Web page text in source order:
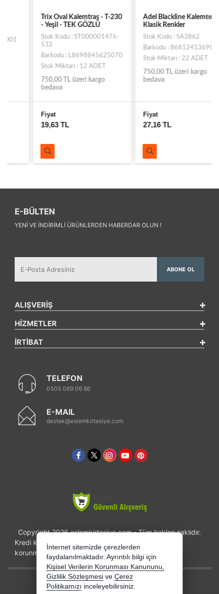
Trix Oval Kalemtraş - T-230
- Yeşil - TEK GÖZLÜ
Stok Kodu : ST000001476-
Barkodu : L8698845625070
Stok Miktarı : 12 ADET
750,00 TL üzeri kargo
19,63 TL
Adel Blackline Kalemtıraş
Klasik Renkler
Stok Kodu : SA3862
Barkodu : 8681241369990
Stok Miktarı : 22 ADET
750,00 TL üzeri kargo
27,16 TL
E-BÜLTEN
YENI VE INDIRIMLI ÜRÜNLERDEN HABERDAR OLUN !
ABONE OL
ALIŞVERİŞ
HİZMETLER
İRTİBAT
TELEFON
0505 069 06 86
E-MAIL
destek@eslemkirtasiye.com
Copyright 2026 eslemkirtasiye.com - Tüm hakları saklıdır.
Kredi kartı bilgileriniz 256bit SSL sertifikası ile
korunmaktadır.
Bu site AKINSOFT E-Ticaret ile hazırlanmıştır.
İnternet sitemizde çerezlerden
faydalanılmaktadır. Ayrıntılı bilgi için
Kişisel Verilerin Korunması Kanununu,
Gizlilik Sözleşmesi ve Çerez
Politikamızı inceleyebilirsiniz.